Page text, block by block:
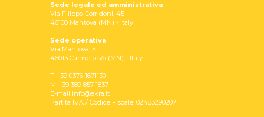
Sede legale ed amministrativa
Via Filippo Corridoni, 45
46100 Mantova (MN) - Italy
Sede operativa
Via Mantova, 5
46013 Canneto s/o (MN) - Italy
T +39 0376 1671130
M +39 389 857 1837
E-mail info@ekra.it
Partita IVA / Codice Fiscale: 02483290207